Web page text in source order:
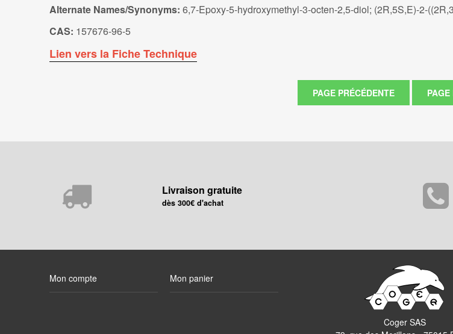
Alternate Names/Synonyms: 6,7-Epoxy-5-hydroxymethyl-3-octen-2,5-diol; (2R,5S,E)-2-
CAS: 157676-96-5
Lien vers la Fiche Technique
Livraison gratuite
dès 300€ d'achat
Mon compte Mon panier
Coger SAS